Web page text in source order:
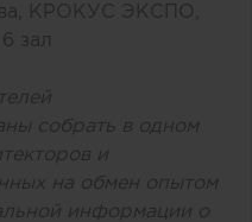
КРОКУС ЭКСПО,
зал
собрать в одном
и
на обмен опытом
информации о